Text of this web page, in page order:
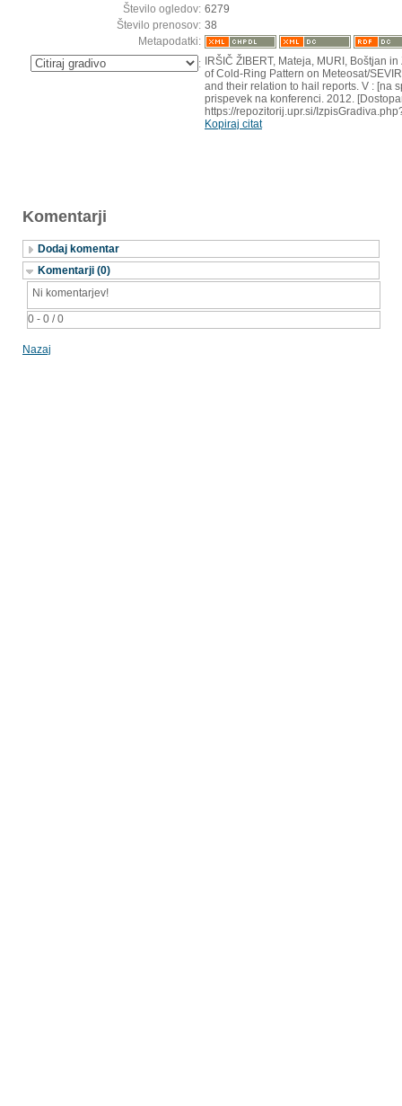
Število ogledov: 6279
Število prenosov: 38
Metapodatki:
: IRŠIČ ŽIBERT, Mateja, MURI, Boštjan
of Cold-Ring Pattern on Meteosat/
and their relation to hail reports. V : [na
prispevek na konferenci. 2012.
https://repozitorij.upr.si/
Kopiraj citat
Komentarji
Dodaj komentar
Komentarji (0)
0 - 0 / 0
Ni komentarjev!
Nazaj